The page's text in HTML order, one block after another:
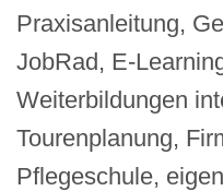
Praxisanleitung,
JobRad, E-
Weiterbildungen
Tourenplanung,
Pflegeschule,